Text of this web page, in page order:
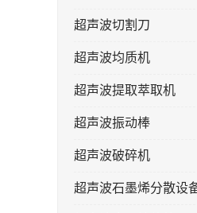
超声波切割刀
超声波均质机
超声波提取萃取机
超声波振动棒
超声波破碎机
超声波石墨烯分散设